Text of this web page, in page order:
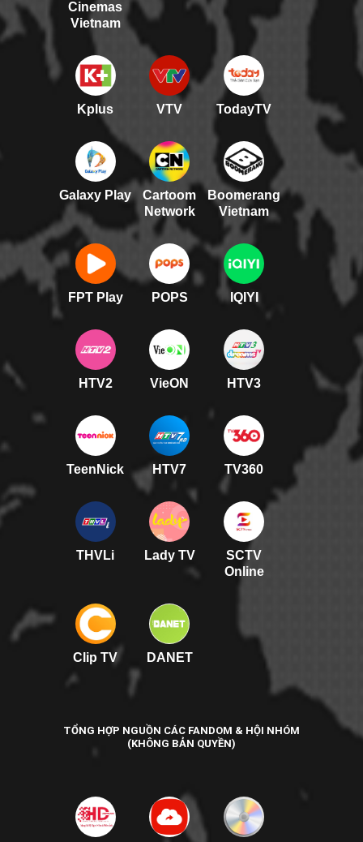
Cinemas
Vietnam
Kplus VTV TodayTV
Galaxy Play
Cartoom
Network
Boomerang
Vietnam
FPT Play POPS IQIYI
HTV2 VieON HTV3
TeenNick HTV7 TV360
THVLi Lady TV
SCTV
Online
Clip TV DANET
TỔNG HỢP NGUỒN CÁC FANDOM & HỘI NHÓM
(KHÔNG BẢN QUYỀN)